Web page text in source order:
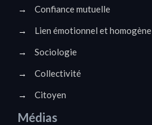
→
Confiance mutuelle
→
Lien émotionnel et homogène
→
Sociologie
→
Collectivité
→
Citoyen
Médias